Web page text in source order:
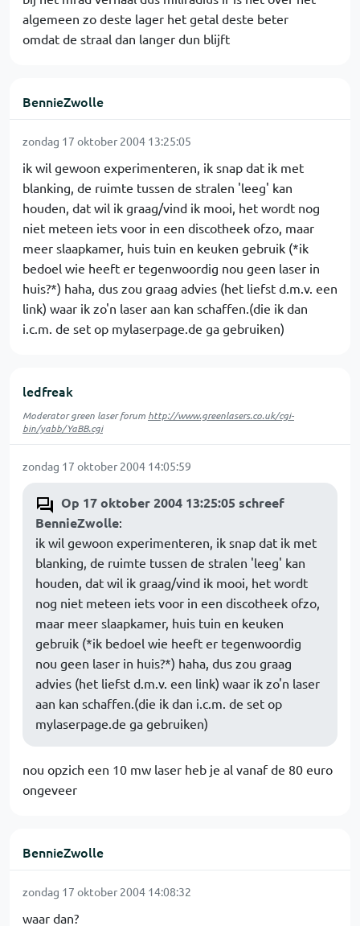
algemeen zo deste lager het getal deste beter
omdat de straal dan langer dun blijft
BennieZwolle
zondag 17 oktober 2004 13:25:05
ik wil gewoon experimenteren, ik snap dat ik met
blanking, de ruimte tussen de stralen 'leeg' kan
houden, dat wil ik graag/vind ik mooi, het wordt nog
niet meteen iets voor in een discotheek ofzo, maar
meer slaapkamer, huis tuin en keuken gebruik (*ik
bedoel wie heeft er tegenwoordig nou geen laser in
huis?*) haha, dus zou graag advies (het liefst d.m.v. een
link) waar ik zo'n laser aan kan schaffen.(die ik dan
i.c.m. de set op mylaserpage.de ga gebruiken)
ledfreak
Moderator green laser forum http://www.greenlasers.co.uk/cgi-
bin/yabb/YaBB.cgi
zondag 17 oktober 2004 14:05:59
Op 17 oktober 2004 13:25:05 schreef
BennieZwolle:
ik wil gewoon experimenteren, ik snap dat ik met
blanking, de ruimte tussen de stralen 'leeg' kan
houden, dat wil ik graag/vind ik mooi, het wordt
nog niet meteen iets voor in een discotheek ofzo,
maar meer slaapkamer, huis tuin en keuken
gebruik (*ik bedoel wie heeft er tegenwoordig
nou geen laser in huis?*) haha, dus zou graag
advies (het liefst d.m.v. een link) waar ik zo'n laser
aan kan schaffen.(die ik dan i.c.m. de set op
mylaserpage.de ga gebruiken)
nou opzich een 10 mw laser heb je al vanaf de 80 euro
ongeveer
BennieZwolle
zondag 17 oktober 2004 14:08:32
waar dan?